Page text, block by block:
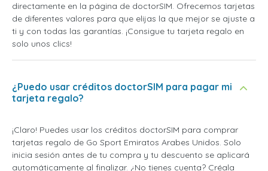
directamente en la página de doctorSIM. Ofrecemos tarjetas
de diferentes valores para que elijas la que mejor se ajuste a
ti y con todas las garantías. ¡Consigue tu tarjeta regalo en
solo unos clics!
¿Puedo usar créditos doctorSIM para pagar mi
tarjeta regalo?
¡Claro! Puedes usar los créditos doctorSIM para comprar
tarjetas regalo de Go Sport Emiratos Arabes Unidos. Solo
inicia sesión antes de tu compra y tu descuento se aplicará
automáticamente al finalizar. ¿No tienes cuenta? Créala